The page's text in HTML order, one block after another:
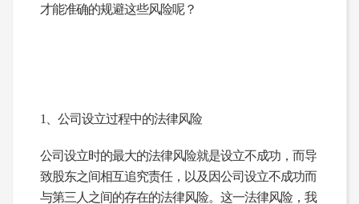
才能准确的规避这些风险呢？
1 、公司设立过程中的法律风险
公司设立时的最大的法律风险就是设立不成功，而导
致股东之间相互追究责任，以及因公司设立不成功而
与第三人之间的存在的法律风险。这一法律风险，我